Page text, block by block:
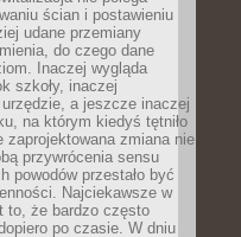
ścian i postawieniu
udane przemiany
do czego dane
Inaczej wygląda
szkoły, inaczej
a jeszcze inaczej
na którym kiedyś tętniło
zaprojektowana zmiana nie
przywrócenia sensu
powodów przestało być
Najciekawsze w
to, że bardzo często
po czasie. W dniu